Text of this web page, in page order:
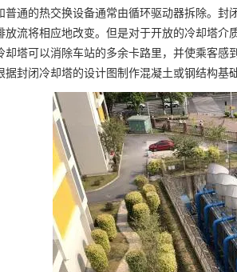
的热交换设备通常由循环驱动器拆除。封
放流将相应地改变。但是对于开放的冷却塔
却塔可以消除车站的多余卡路里，并使乘客感
据封闭冷却塔的设计图制作混凝土或钢结构基础